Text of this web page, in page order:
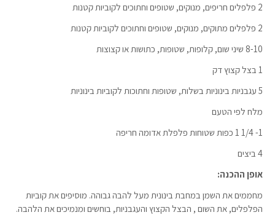
2 פלפלים חריפים, מנוקים, שטופים וחתוכים לקוביות קטנות
2 פלפלים מתוקים, מנוקים, שטופים וחתוכים לקוביות קטנות
8-10 שיני שום, קלופות, שטופות, כתושות או קצוצות
1 בצל קצוץ דק
5 עגבניות בינוניות בשלות, שטופות וחתוכות לקוביות בינוניות
מלח לפי הטעם
1- 1/4 1 כפות שטוחות פלפלת אדומה חריפה
4 ביצים
אופן ההכנה:
מחממים את השמן במחבת בינונית מעל להבה גבוהה. מוסיפים את קוביות
הפלפלים, את השום , הבצל הקצוץ והעגבניות, בוחשים ומנמיכים את הלהבה.